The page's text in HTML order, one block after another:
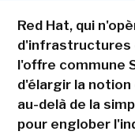
Red Hat, qui
d'infrastructures
l'offre commune
d'élargir la
au-delà de la
pour englober